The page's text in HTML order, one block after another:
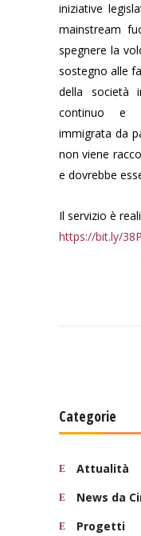
iniziative
mainstream
spegnere la
sostegno alle
della società
continuo e
immigrata da
non viene
e dovrebbe
Il servizio è
https://bit.ly/
Categorie
Attualità
News da
Progetti